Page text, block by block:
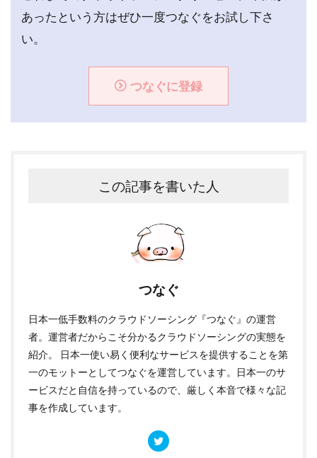
あったという方はぜひ一度つなぐをお試し下さ
い。
つなぐに登録
この記事を書いた人
つなぐ
日本一低手数料のクラウドソーシング『つなぐ 』の運営
者。運営者だからこそ分かるクラウドソーシングの実態を
紹介。 日本一使い易く便利なサービスを提供することを第
一のモットーとしてつなぐを運営しています。日本一のサ
ービスだと自信を持っているので、厳しく本音で様々な記
事を作成しています。